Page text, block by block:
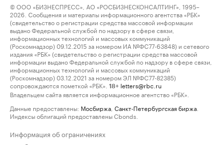
© ООО «БИЗНЕСПРЕСС», АО «РОСБИЗНЕСКОНСАЛТИНГ», 1995–
2026. Сообщения и материалы информационного агентства «РБК»
(свидетельство о регистрации средства массовой информации
выдано Федеральной службой по надзору в сфере связи,
информационных технологий и массовых коммуникаций
(Роскомнадзор) 09.12.2015 за номером ИА №ФС77-63848) и сетевого
издания «РБК» (свидетельство о регистрации средства массовой
информации выдано Федеральной службой по надзору в сфере связи,
информационных технологий и массовых коммуникаций
(Роскомнадзор) 03.12.2021 за номером ЭЛ №ФС77-82385)
сопровождаются пометкой «РБК».
18+ letters@rbc.ru
Владельцем сайта является информационное агентство «РБК».
Данные предоставлены: Мосбиржа Санкт-Петербургская биржа
Индексы облигаций предоставлены Cbonds.
Информация об ограничениях